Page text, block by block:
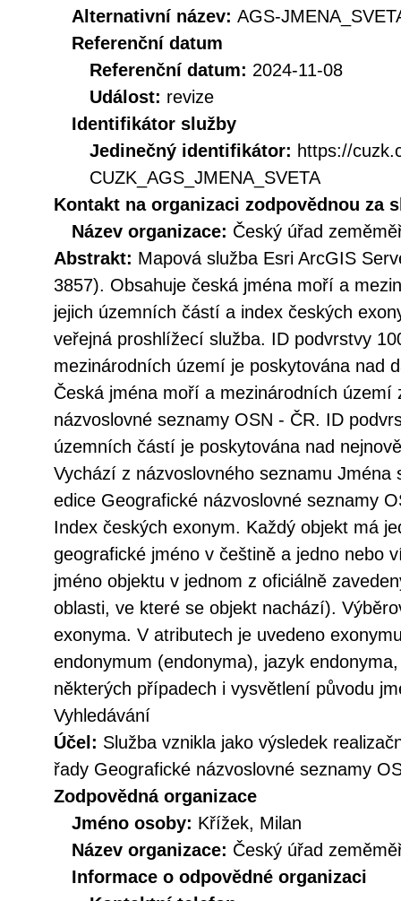
Alternativní název: AGS-
Referenční datum
Referenční datum: 2024-11-08
Událost: revize
Identifikátor služby
Jedinečný identifikátor: https://
CUZK_AGS_JMENA_SVETA
Kontakt na organizaci zodpovědnou za
Název organizace: Český úřad
Abstrakt: Mapová služba Esri ArcGIS
3857). Obsahuje česká jména moří a
jejich územních částí a index českých
veřejná proshlížecí služba. ID podvrstvy
mezinárodních území je poskytována nad
Česká jména moří a mezinárodních území
názvoslovné seznamy OSN - ČR. ID
územních částí je poskytována nad
Vychází z názvoslovného seznamu
edice Geografické názvoslovné seznamy
Index českých exonym. Každý objekt má
geografické jméno v češtině a jedno nebo
jméno objektu v jednom z oficiálně
oblasti, ve které se objekt nachází).
exonyma. V atributech je uvedeno
endonymum (endonyma), jazyk
některých případech i vysvětlení původu
Vyhledávání
Účel: Služba vznikla jako výsledek
řady Geografické názvoslovné seznamy
Zodpovědná organizace
Jméno osoby: Křížek, Milan
Název organizace: Český úřad
Informace o odpovědné organizaci